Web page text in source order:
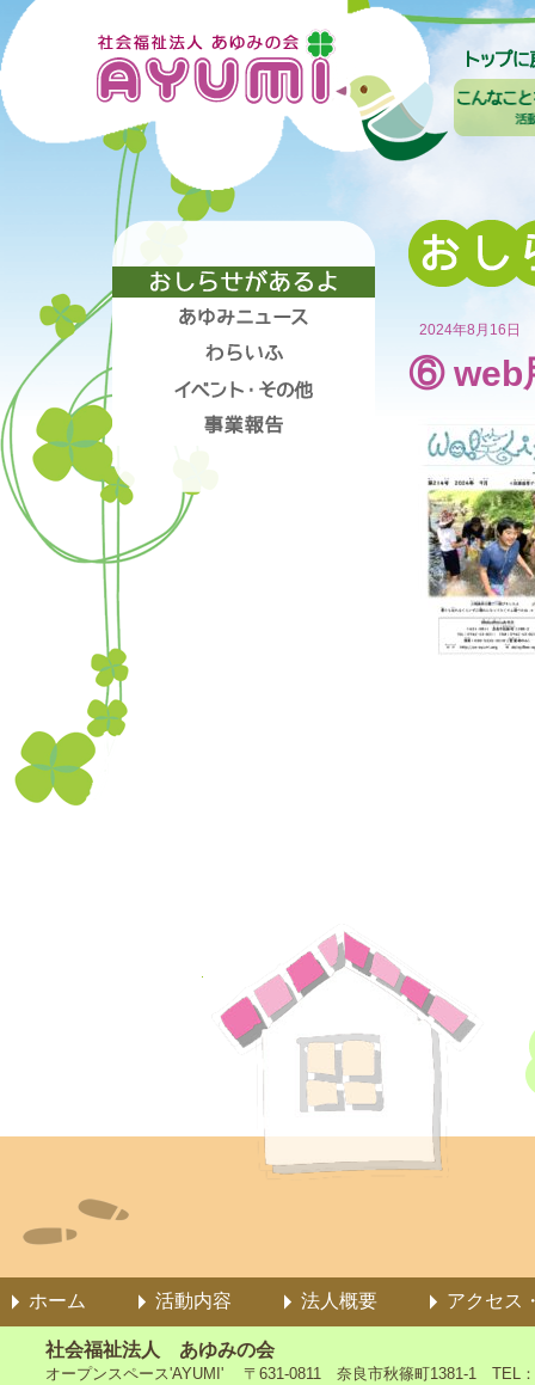
2024年8月16日
⑥ web
ホーム 活動内容 法人概要 アクセス
社会福祉法人 あゆみの会
オープンスペース'AYUMI' 〒631-0811 奈良市秋篠町1381-1 TEL